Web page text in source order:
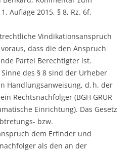
Auflage 2015, § 8, Rz. 6f.
Vindikationsanspruch
dass die den Anspruch
Partei Berechtigter ist.
des § 8 sind der Urheber
Handlungsanweisung, d. h. der
Rechtsnachfolger (BGH GRUR
Einrichtung). Das Gesetz
bzw.
dem Erfinder und
als den an der